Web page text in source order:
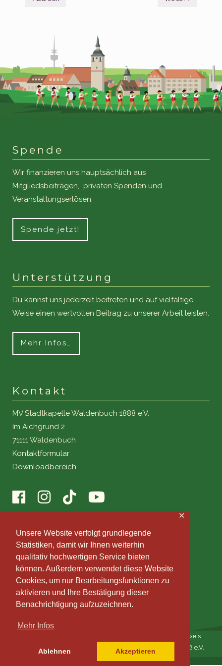
Unsere Website verfolgt grundlegende
Statistiken, damit wir Ihnen weiterhin
qualitativ hochwertigen Service bieten
können. Außerdem verwendet diese Website
Cookies, um nur Bearbeitungsfunktionen zu
aktivieren und Ihre Bestätigung dieser
Benachrichtigung aufzuzeichnen.
Mehr Infos
Ablehnen Akzeptieren
✕
Spende
Wir finanzieren uns hauptsächlich aus
Mitgliedsbeiträgen, privaten Spenden und
Veranstaltungserlösen.
Spende jetzt!
Unterstützung
Du kannst uns jederzeit beitreten und auf vielfältige
Weise einen wertvollen Beitrag zu unserer Arbeit leisten.
Mehr Infos…
Kontakt
MV Stadtkapelle Waldenbuch 1888 e.V.
Im Aichgrund 2
71111 Waldenbuch
Kontaktformular
Downloadbereich
Fotohinweis
© 2009-2022 Musikverein Stadtkapelle Waldenbuch 1888 e.V.